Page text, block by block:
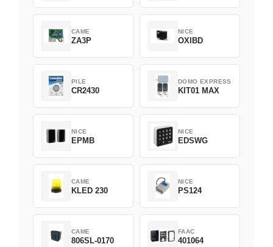
CAME
ZA3P
NICE
OXIBD
PILE
CR2430
DOMO EXPRESS
KIT01 MAX
NICE
EPMB
NICE
EDSWG
CAME
KLED 230
NICE
PS124
CAME
806SL-0170
FAAC
401064